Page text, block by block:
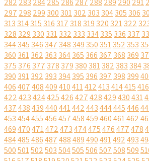
282 283 284285 286 287 288 289 290 291
297 298 299 300 301302 303 304305 306
313 314315 316 317 318 319 320 321322
328 329 330 331332 333 334335 336 337
344345 346 347 348 349 350 351352 353
360 361362 363 364365 366 367 368 369
375 376 377 378 379 380 381382 383 384
390 391392 393 394395 396 397 398 399
406407408409410411412413414415416
422423424425426427428429430431
437438439440441442443444445446
453454455456457458459460461462
469470471472473474475476477478
484485486487488489490491492493
500501502503504505506507508509